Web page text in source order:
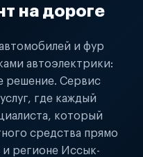
на дороге
и фур
автоэлектрики:
решение. Сервис
где каждый
который
средства прямо
и регионе Иссык-